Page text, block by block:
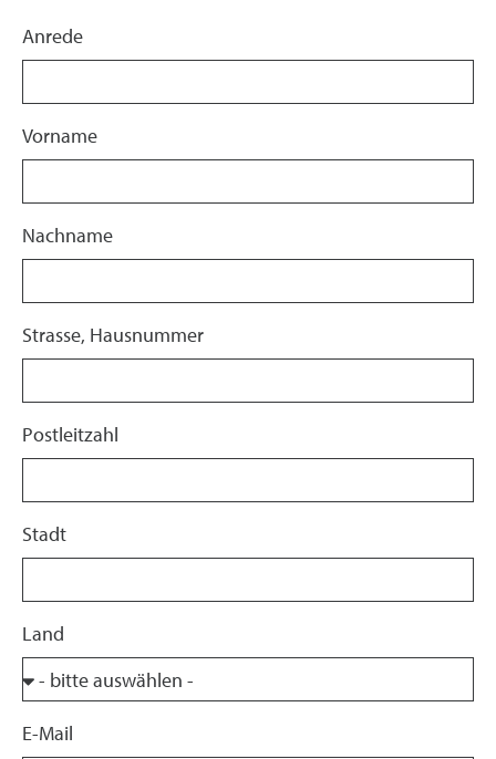
Anrede
Vorname
Nachname
Strasse, Hausnummer
Postleitzahl
Stadt
Land
E-Mail